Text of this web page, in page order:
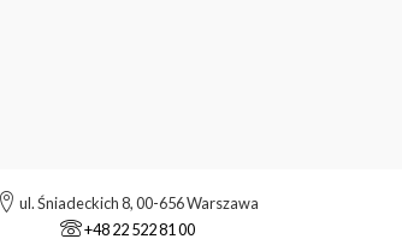
ul. Śniadeckich 8, 00-656 Warszawa
+48 22 522 81 00